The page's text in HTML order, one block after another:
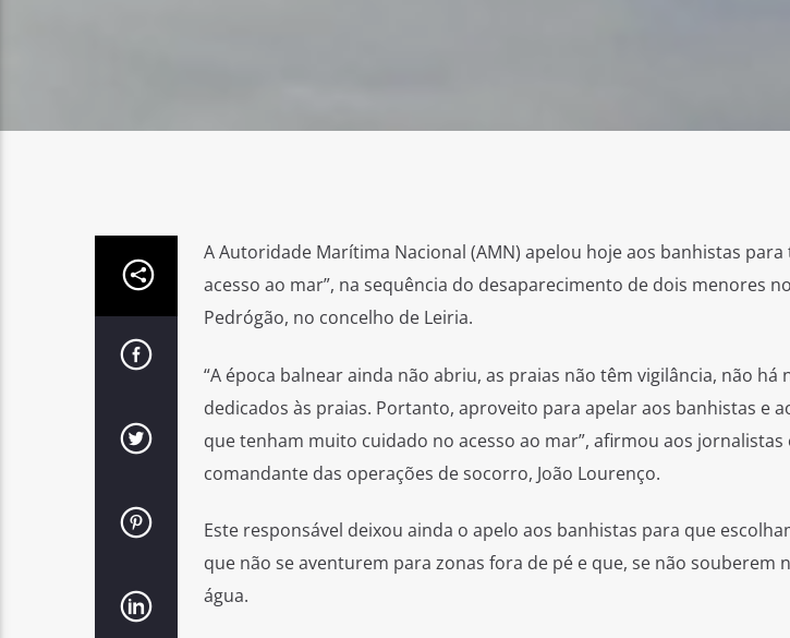
A Autoridade Marítima Nacional (AMN) apelou hoje aos banhistas
acesso ao mar”, na sequência do desaparecimento de dois menores
Pedrógão, no concelho de Leiria.
“A época balnear ainda não abriu, as praias não têm vigilância, não há
dedicados às praias. Portanto, aproveito para apelar aos banhistas e
que tenham muito cuidado no acesso ao mar”, afirmou aos
comandante das operações de socorro, João Lourenço.
Este responsável deixou ainda o apelo aos banhistas para que
que não se aventurem para zonas fora de pé e que, se não souberem
água.